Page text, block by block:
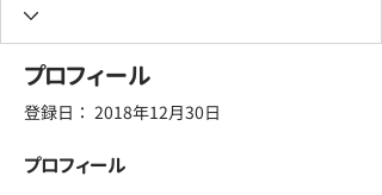
プロフィール
登録日： 2018年12月30日
プロフィール